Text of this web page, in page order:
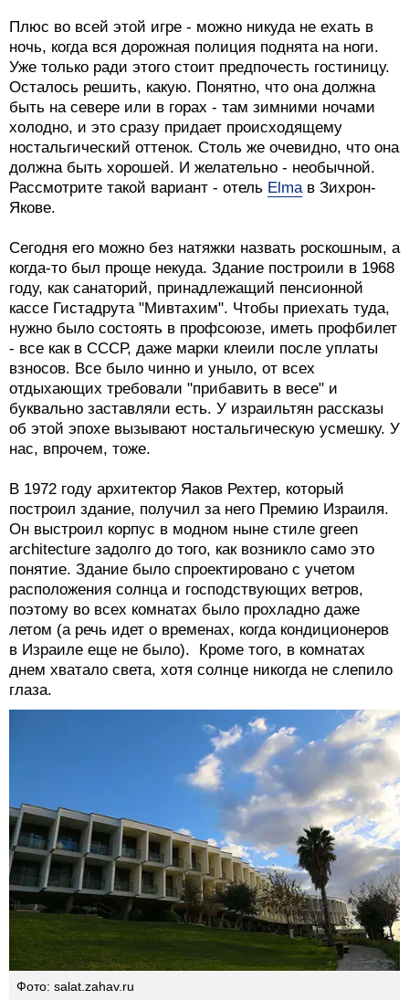
Плюс во всей этой игре - можно никуда не ехать в
ночь, когда вся дорожная полиция поднята на ноги.
Уже только ради этого стоит предпочесть гостиницу.
Осталось решить, какую. Понятно, что она должна
быть на севере или в горах - там зимними ночами
холодно, и это сразу придает происходящему
ностальгический оттенок. Столь же очевидно, что она
должна быть хорошей. И желательно - необычной.
Рассмотрите такой вариант - отель Elmaв Зихрон-
Якове.
Сегодня его можно без натяжки назвать роскошным, а
когда-то был проще некуда. Здание построили в 1968
году, как санаторий, принадлежащий пенсионной
кассе Гистадрута "Мивтахим". Чтобы приехать туда,
нужно было состоять в профсоюзе, иметь профбилет
- все как в СССР, даже марки клеили после уплаты
взносов. Все было чинно и уныло, от всех
отдыхающих требовали "прибавить в весе" и
буквально заставляли есть. У израильтян рассказы
об этой эпохе вызывают ностальгическую усмешку. У
нас, впрочем, тоже.
В 1972 году архитектор Яаков Рехтер, который
построил здание, получил за него Премию Израиля.
Он выстроил корпус в модном ныне стиле green
architecture задолго до того, как возникло само это
понятие. Здание было спроектировано с учетом
расположения солнца и господствующих ветров,
поэтому во всех комнатах было прохладно даже
летом (а речь идет о временах, когда кондиционеров
в Израиле еще не было). Кроме того, в комнатах
днем хватало света, хотя солнце никогда не слепило
глаза.
Фото: salat.zahav.ru